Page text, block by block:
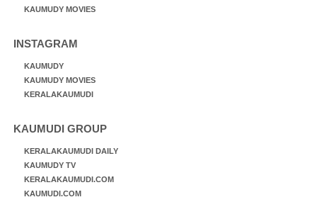
KAUMUDY MOVIES
INSTAGRAM
KAUMUDY
KAUMUDY MOVIES
KERALAKAUMUDI
KAUMUDI GROUP
KERALAKAUMUDI DAILY
KAUMUDY TV
KERALAKAUMUDI.COM
KAUMUDI.COM